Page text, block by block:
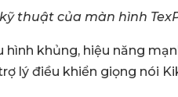
thuật của màn hình
hình khủng, hiệu năng
lý điều khiển giọng nói